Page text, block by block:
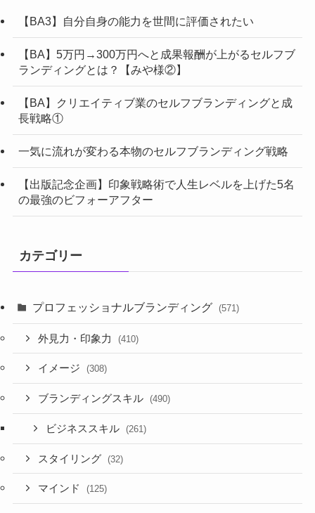
【BA3】自分自身の能力を世間に評価されたい
【BA】5万円→300万円へと成果報酬が上がるセルフブ
ランディングとは？【みや様②】
【BA】クリエイティブ業のセルフブランディングと成
長戦略①
一気に流れが変わる本物のセルフブランディング戦略
【出版記念企画】印象戦略術で人生レベルを上げた5名
の最強のビフォーアフター
カテゴリー
プロフェッショナルブランディング (571)
外見力・印象力 (410)
イメージ (308)
ブランディングスキル (490)
ビジネススキル (261)
スタイリング (32)
マインド (125)